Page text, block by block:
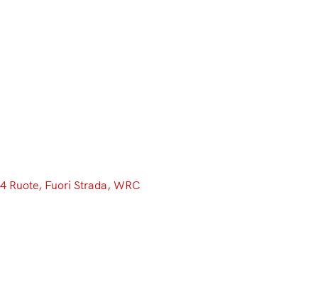
4 Ruote, Fuori Strada, WRC